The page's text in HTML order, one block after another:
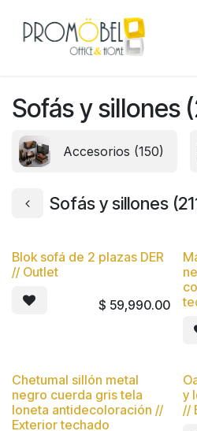
Sofás y sillones
Accesorios (150)
Sofás y sillones
Blok sofá de 2 plazas DER
// Outlet
$ 59,990.00
Nuevo
Chetumal sillón metal
negro cuerda gris tela
loneta antidecoloración //
Exterior techado
y
//